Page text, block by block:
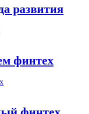
развития
финтех